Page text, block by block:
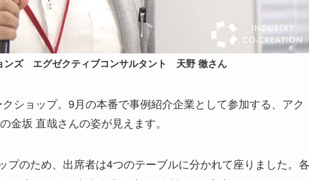
ンズ エグゼクティブコンサルタント 天野 徹さん
ショップ。9月の本番で事例紹介企業として参加する、アク
金坂 直哉さんの姿が見えます。
のため、出席者は4つのテーブルに分かれて座りました。各